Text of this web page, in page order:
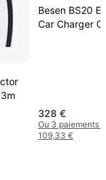
Besen BS20
Car Charger
328 €
Ou 3 paiements
109,33 €